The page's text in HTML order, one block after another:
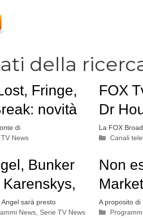
della
Fringe,
novità
di
News
FOX
Dr
La FOX
Categorie
Canali
Bunker
Grey’s
Angel sarà presto
News Serie TV News
Non
A proposito di
Categorie